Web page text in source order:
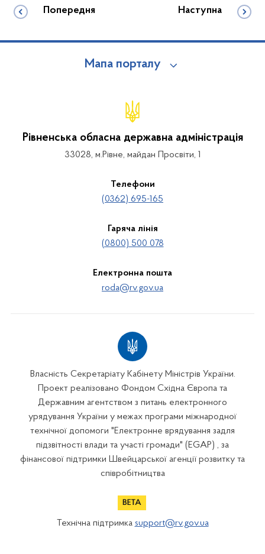
Попередня Наступна
Мапа порталу
Рівненська обласна державна адміністрація
33028, м.Рівне, майдан Просвіти, 1
Телефони
(0362) 695-165
Гаряча лінія
(0800) 500 078
Електронна пошта
roda@rv.gov.ua
Власність Секретаріату Кабінету Міністрів України.
Проект реалізовано Фондом Східна Європа та
Державним агентством з питань електронного
урядування України у межах програми міжнародної
технічної допомоги "Електронне врядування задля
підзвітності влади та участі громади" (EGAP) , за
фінансової підтримки Швейцарської агенції розвитку та
співробітництва
Технічна підтримка support@rv.gov.ua